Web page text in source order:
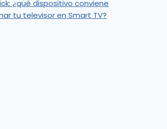
¿qué dispositivo conviene
tu televisor en Smart TV?